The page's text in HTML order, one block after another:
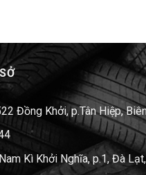
Đồng Khởi, p.Tân Hiệp,
Kì Khởi Nghĩa, p.1, Đà